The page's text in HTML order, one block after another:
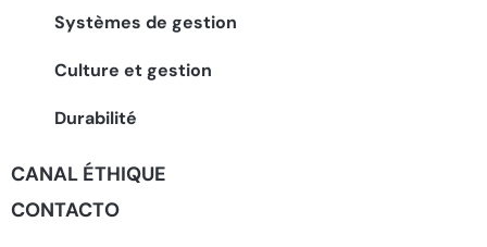
Systèmes de gestion
Culture et gestion
Durabilité
CANAL ÉTHIQUE
CONTACTO